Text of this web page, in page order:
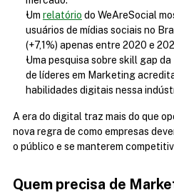
Um relatório do WeAreSocial
usuários de mídias sociais no
(+7,1%) apenas entre 2020 e
Uma pesquisa sobre skill gap
de líderes em Marketing
habilidades digitais nessa
A era do digital traz mais do que
nova regra de como empresas
o público e se manterem
Quem precisa de